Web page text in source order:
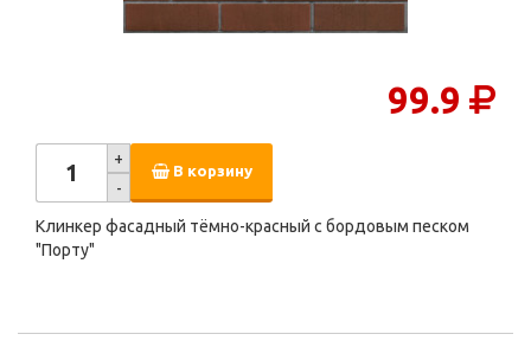
99.9
+
-
В корзину
Клинкер фасадный тёмно-красный с бордовым песком
"Порту"